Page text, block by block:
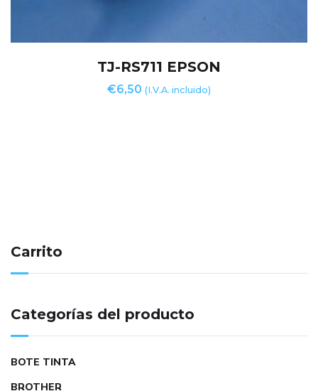
TJ-RS711 EPSON
€6,50 (I.V.A. incluido)
Carrito
Categorías del producto
BOTE TINTA
BROTHER